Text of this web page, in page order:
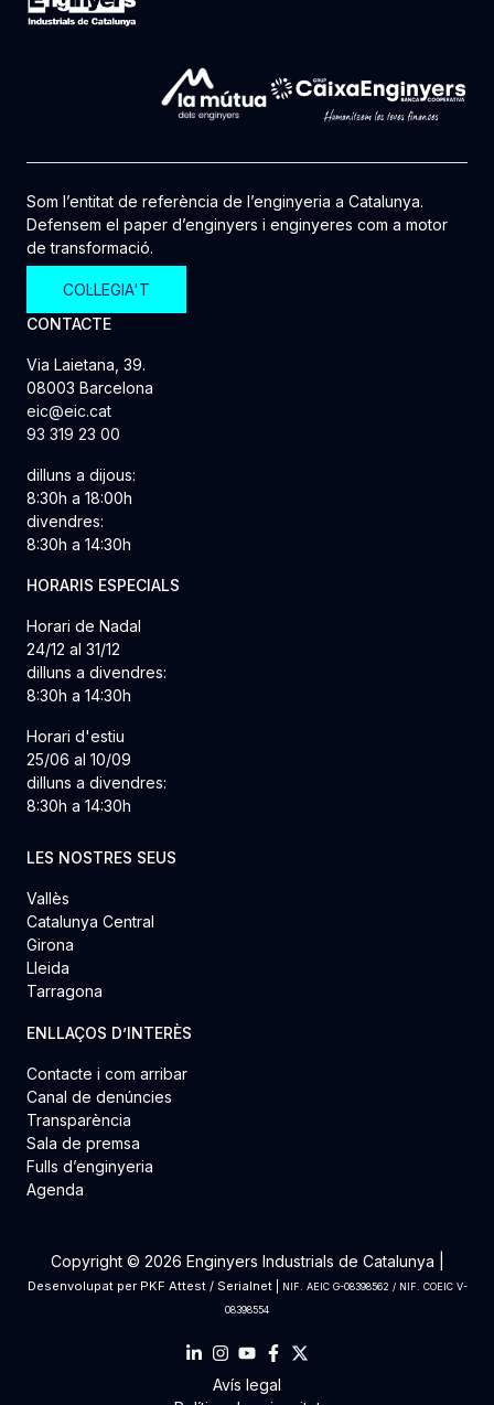
Som l’entitat de referència de l’enginyeria a Catalunya.
Defensem el paper d’enginyers i enginyeres com a motor
de transformació.
COL·LEGIA'T
CONTACTE
Via Laietana, 39.
08003 Barcelona
eic@eic.cat
93 319 23 00
dilluns a dijous:
8:30h a 18:00h
divendres:
8:30h a 14:30h
HORARIS ESPECIALS
Horari de Nadal
24/12 al 31/12
dilluns a divendres:
8:30h a 14:30h
Horari d'estiu
25/06 al 10/09
dilluns a divendres:
8:30h a 14:30h
LES NOSTRES SEUS
Vallès
Catalunya Central
Girona
Lleida
Tarragona
ENLLAÇOS D’INTERÈS
Contacte i com arribar
Canal de denúncies
Transparència
Sala de premsa
Fulls d’enginyeria
Agenda
Copyright © 2026 Enginyers Industrials de Catalunya |
Desenvolupat per PKF Attest/ Serialnet|
NIF. AEIC G-08398562 / NIF. COEIC V-
08398554
Avís legal